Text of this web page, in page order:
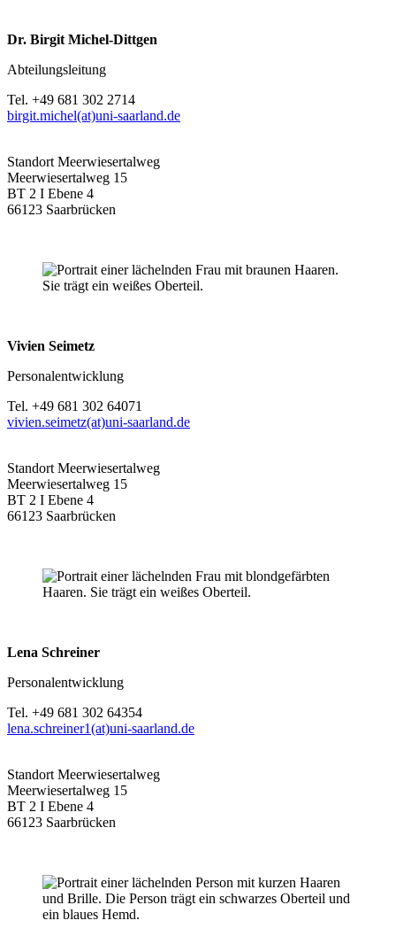
Dr. Birgit Michel-Dittgen
Abteilungsleitung
Tel. +49 681 302 2714
birgit.michel(at)uni-saarland.de
Standort Meerwiesertalweg
Meerwiesertalweg 15
BT 2 I Ebene 4
66123 Saarbrücken
Vivien Seimetz
Personalentwicklung
Tel. +49 681 302 64071
vivien.seimetz(at)uni-saarland.de
Standort Meerwiesertalweg
Meerwiesertalweg 15
BT 2 I Ebene 4
66123 Saarbrücken
Lena Schreiner
Personalentwicklung
Tel. +49 681 302 64354
lena.schreiner1(at)uni-saarland.de
Standort Meerwiesertalweg
Meerwiesertalweg 15
BT 2 I Ebene 4
66123 Saarbrücken